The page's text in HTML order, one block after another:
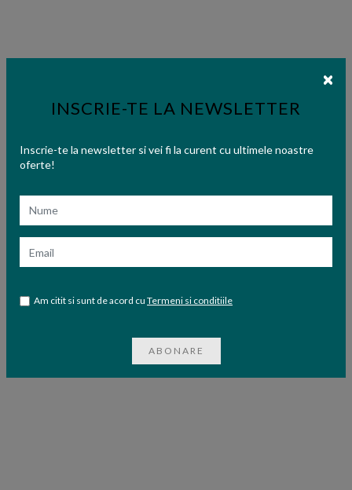
INSCRIE-TE LA NEWSLETTER
Inscrie-te la newsletter si vei fi la curent cu ultimele noastre
oferte!
Am citit si sunt de acord cu Termeni si conditiile
ABONARE